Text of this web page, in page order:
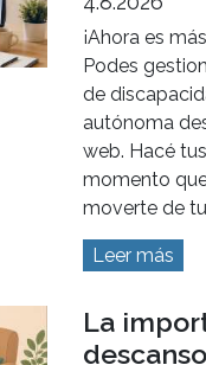
MATERNA!
Gestión
4.8.2026
¡Ahora es